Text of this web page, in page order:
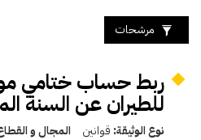
مرشحات
ربط حساب ختامي
للطيران عن السنة المالية
نوع الوثيقة: قوانين المجال و